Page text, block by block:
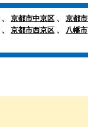
、 京都市中京区 、 京都
、 京都市西京区 、 八幡市